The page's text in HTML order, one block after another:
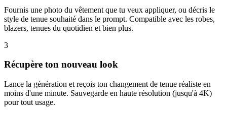
Fournis une photo du vêtement que tu veux appliquer, ou décris le
style de tenue souhaité dans le prompt. Compatible avec les robes,
blazers, tenues du quotidien et bien plus.
3
Récupère ton nouveau look
Lance la génération et reçois ton changement de tenue réaliste en
moins d'une minute. Sauvegarde en haute résolution (jusqu'à 4K)
pour tout usage.